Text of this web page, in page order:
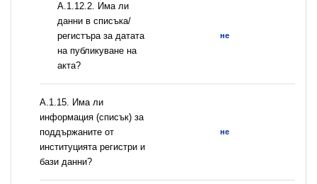
A.1.12.2. Има ли
данни в списъка/
регистъра за датата
на публикуване на
акта?
не
А.1.15. Има ли
информация (списък) за
поддържаните от
институцията регистри и
бази данни?
не